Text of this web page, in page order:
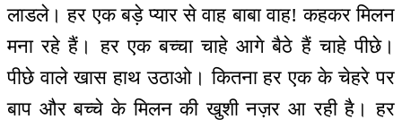
लाडले। हर एक बड़े प्यार से वाह बाबा वाह! कहकर मिलन
मना रहे हैं। हर एक बच्चा चाहे आगे बैठे हैं चाहे पीछे।
पीछे वाले खास हाथ उठाओ। कितना हर एक के चेहरे पर
बाप और बच्चे के मिलन की खुशी नज़र आ रही है। हर